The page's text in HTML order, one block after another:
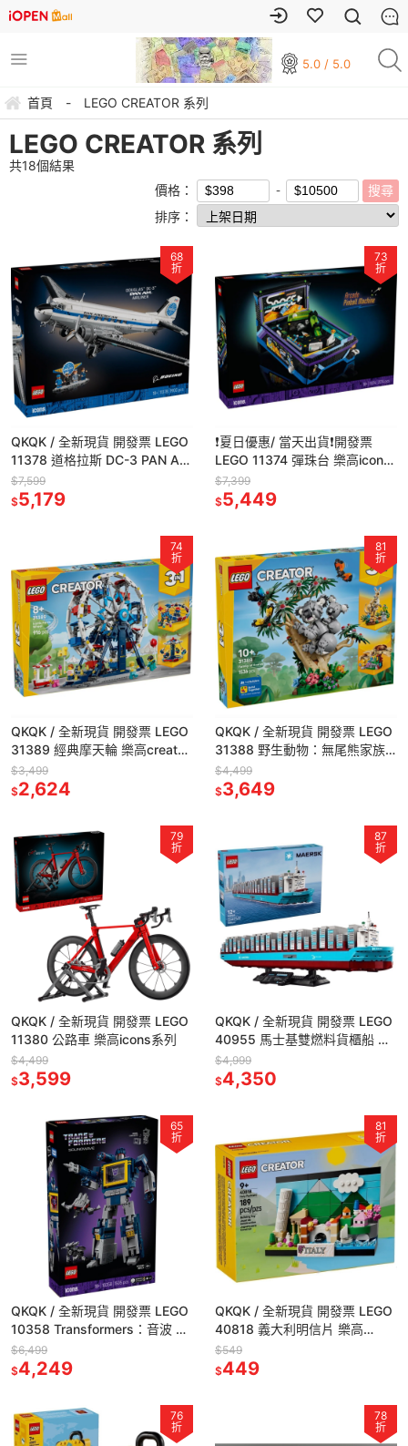
5.0 / 5.0
首頁 - LEGO CREATOR 系列
LEGO CREATOR 系列
共18個結果
價格：
排序：
68
折
QKQK / 全新現貨 開發票 LEGO
11378 道格拉斯 DC-3 PAN AM
客機 樂高icons系列
$7,599
$5,179
73
折
❗️夏日優惠/ 當天出貨❗️開發票
LEGO 11374 彈珠台 樂高icons
系列 / QKQK
$7,399
$5,449
74
折
QKQK / 全新現貨 開發票 LEGO
31389 經典摩天輪 樂高creator
系列
$3,499
$2,624
81
折
QKQK / 全新現貨 開發票 LEGO
31388 野生動物：無尾熊家族
樂高creator系列
$4,499
$3,649
79
折
QKQK / 全新現貨 開發票 LEGO
11380 公路車 樂高icons系列
$4,499
$3,599
87
折
QKQK / 全新現貨 開發票 LEGO
40955 馬士基雙燃料貨櫃船 樂
高icons系列
$4,999
$4,350
65
折
QKQK / 全新現貨 開發票 LEGO
10358 Transformers：音波 樂
高icons系列
$6,499
$4,249
81
折
QKQK / 全新現貨 開發票 LEGO
40818 義大利明信片 樂高
creator系列
$549
$449
76
折
78
折